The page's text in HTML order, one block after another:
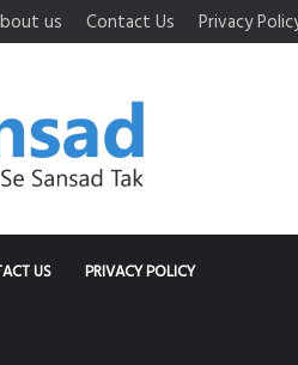
us Contact Us Privacy
US PRIVACY POLICY